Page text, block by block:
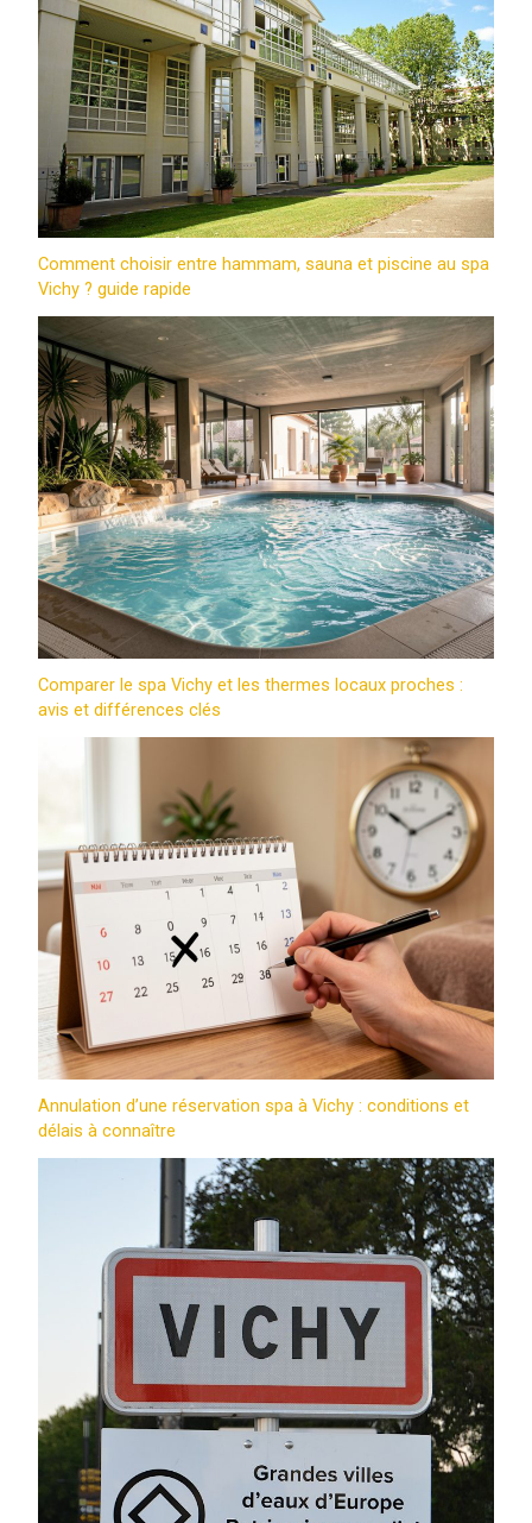
Comment choisir entre hammam, sauna et piscine au spa
Vichy ? guide rapide
Comparer le spa Vichy et les thermes locaux proches :
avis et différences clés
Annulation d’une réservation spa à Vichy : conditions et
délais à connaître